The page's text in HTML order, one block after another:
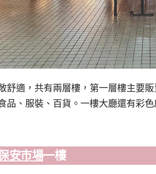
舒適，共有兩層樓， 第一層樓主要
品、服裝、百貨。一樓大廳還有彩色
安市場一樓